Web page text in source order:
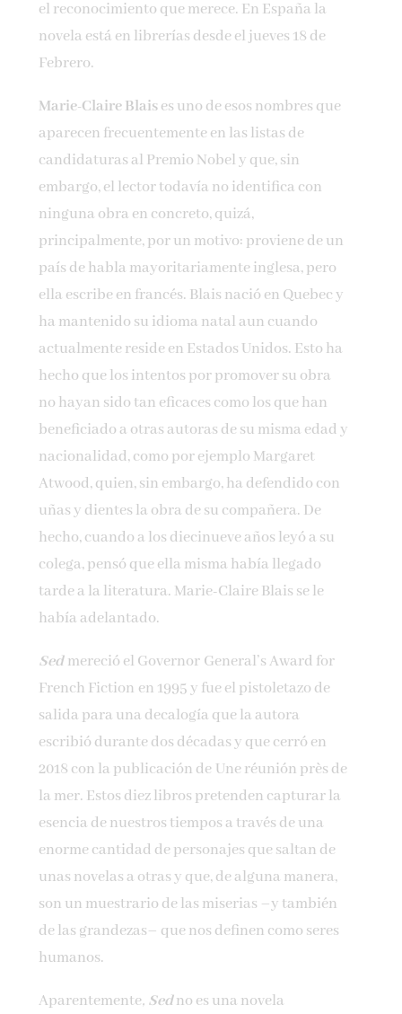
el reconocimiento que merece. En España la
novela está en librerías desde el jueves 18 de
Febrero.
Marie-Claire Blaises uno de esos nombres que
aparecen frecuentemente en las listas de
candida­turas al Premio Nobel y que, sin
embargo, el lector todavía no identifica con
ninguna obra en concre­to, quizá,
principalmente, por un moti­vo: proviene de un
país de habla mayoritariamente inglesa, pero
ella escribe en francés. Blais nació en Quebec y
ha mantenido su idioma natal aun cuando
actualmente reside en Estados Unidos. Esto ha
hecho que los intentos por promover su obra
no hayan sido tan eficaces como los que han
beneficiado a otras au­toras de su misma edad y
nacionalidad, como por ejemplo Margaret
Atwood, quien, sin embargo, ha defendido con
uñas y dientes la obra de su compañera. De
hecho, cuando a los diecinue­ve años leyó a su
colega, pensó que ella misma ha­bía llegado
tarde a la literatura. Marie-Claire Blais se le
había adelantado.
Sedmereció el Governor General’s Award for
French Fiction en 1995 y fue el pistoletazo de
salida para una decalogía que la autora
escribió durante dos décadas y que cerró en
2018 con la publicación de Une réunión près de
la mer. Estos diez libros pretenden capturar la
esencia de nues­tros tiempos a través de una
enorme cantidad de personajes que saltan de
unas novelas a otras y que, de alguna manera,
son un muestrario de las miserias –y también
de las grandezas– que nos de­finen como seres
humanos.
Aparentemente, Sedno es una novela